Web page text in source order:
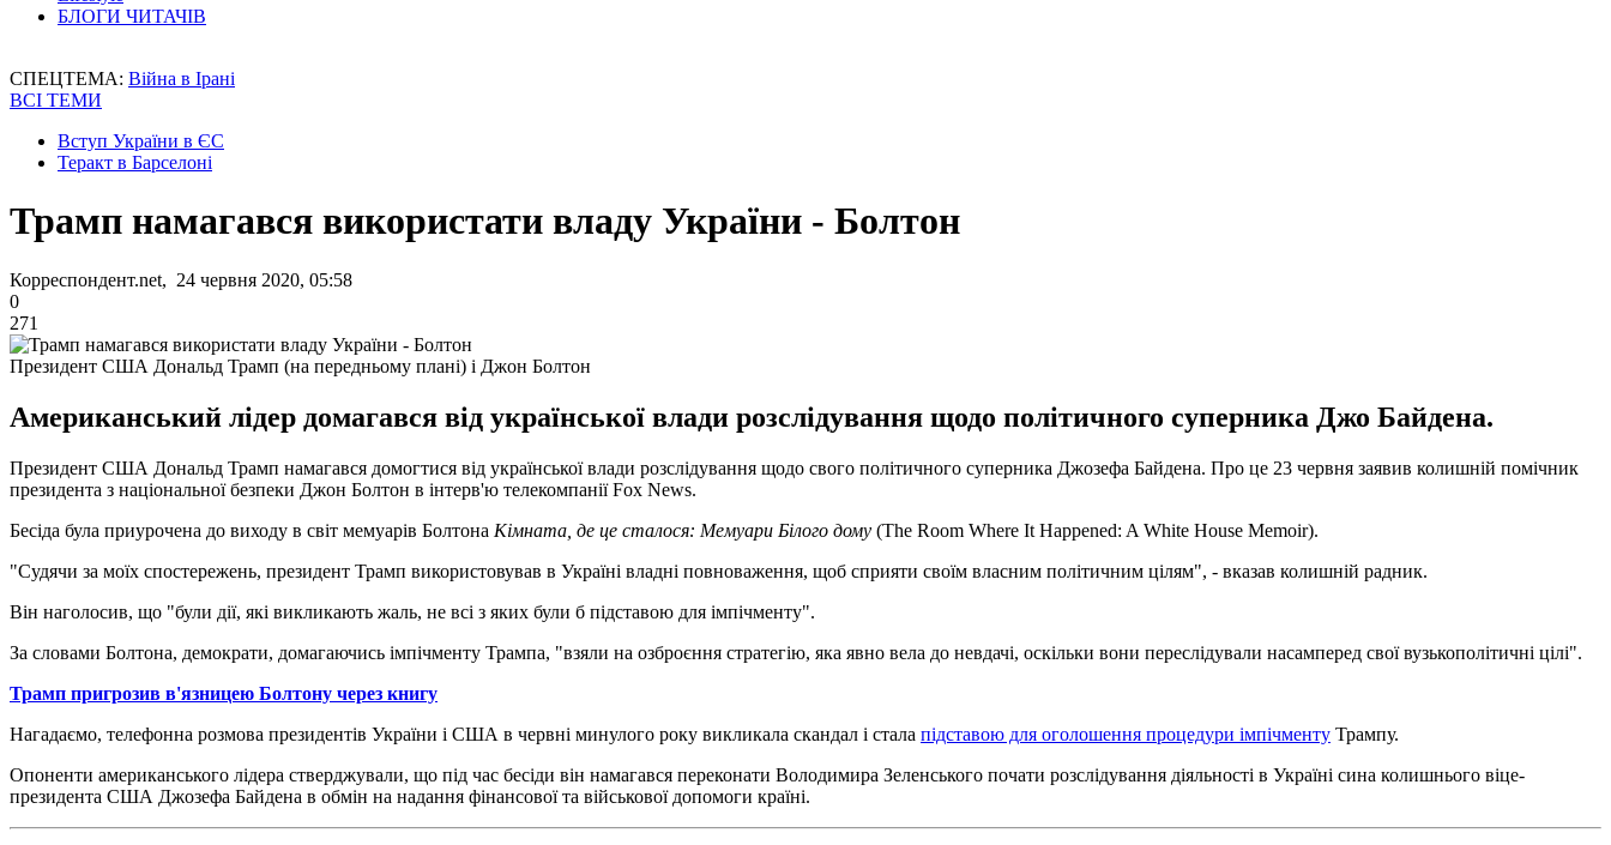
БЛОГИ ЧИТАЧІВ
СПЕЦТЕМА: Війна в Ірані
ВСІ ТЕМИ
Вступ України в ЄС
Теракт в Барселоні
Трамп намагався використати владу України - Болтон
Корреспондент.net, 24 червня 2020, 05:58
0
271
Президент США Дональд Трамп (на передньому плані) і Джон Болтон
Американський лідер домагався від української влади розслідування щодо політичного суперника Джо Байдена.
Президент США Дональд Трамп намагався домогтися від української влади розслідування щодо свого політичного суперника Джозефа Байдена. Про це 23 червня заявив колишній помічник
президента з національної безпеки Джон Болтон в інтерв'ю телекомпанії Fox News.
Бесіда була приурочена до виходу в світ мемуарів Болтона Кімната, де це сталося: Мемуари Білого дому (The Room Where It Happened: A White House Memoir).
"Судячи за моїх спостережень, президент Трамп використовував в Україні владні повноваження, щоб сприяти своїм власним політичним цілям", - вказав колишній радник.
Він наголосив, що "були дії, які викликають жаль, не всі з яких були б підставою для імпічменту".
За словами Болтона, демократи, домагаючись імпічменту Трампа, "взяли на озброєння стратегію, яка явно вела до невдачі, оскільки вони переслідували насамперед свої вузькополітичні цілі".
Трамп пригрозив в'язницею Болтону через книгу
Нагадаємо, телефонна розмова президентів України і США в червні минулого року викликала скандал і стала підставою для оголошення процедури імпічменту Трампу.
Опоненти американського лідера стверджували, що під час бесіди він намагався переконати Володимира Зеленського почати розслідування діяльності в Україні сина колишнього віце-
президента США Джозефа Байдена в обмін на надання фінансової та військової допомоги країні.